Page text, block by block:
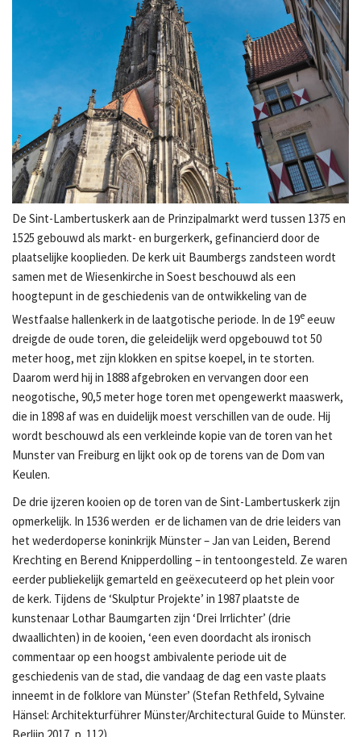
De Sint-Lambertuskerk aan de Prinzipalmarkt werd tussen 1375 en
1525 gebouwd als markt- en burgerkerk, gefinancierd door de
plaatselijke kooplieden. De kerk uit Baumbergs zandsteen wordt
samen met de Wiesenkirche in Soest beschouwd als een
hoogtepunt in de geschiedenis van de ontwikkeling van de
Westfaalse hallenkerk in de laatgotische periode. In de 19e eeuw
dreigde de oude toren, die geleidelijk werd opgebouwd tot 50
meter hoog, met zijn klokken en spitse koepel, in te storten.
Daarom werd hij in 1888 afgebroken en vervangen door een
neogotische, 90,5 meter hoge toren met opengewerkt maaswerk,
die in 1898 af was en duidelijk moest verschillen van de oude. Hij
wordt beschouwd als een verkleinde kopie van de toren van het
Munster van Freiburg en lijkt ook op de torens van de Dom van
Keulen.
De drie ijzeren kooien op de toren van de Sint-Lambertuskerk zijn
opmerkelijk. In 1536 werden er de lichamen van de drie leiders van
het wederdoperse koninkrijk Münster – Jan van Leiden, Berend
Krechting en Berend Knipperdolling – in tentoongesteld. Ze waren
eerder publiekelijk gemarteld en geëxecuteerd op het plein voor
de kerk. Tijdens de ‘Skulptur Projekte’ in 1987 plaatste de
kunstenaar Lothar Baumgarten zijn ‘Drei Irrlichter’ (drie
dwaallichten) in de kooien, ‘een even doordacht als ironisch
commentaar op een hoogst ambivalente periode uit de
geschiedenis van de stad, die vandaag de dag een vaste plaats
inneemt in de folklore van Münster’ (Stefan Rethfeld, Sylvaine
Hänsel: Architekturführer Münster/Architectural Guide to Münster.
Berlijn 2017, p. 112).